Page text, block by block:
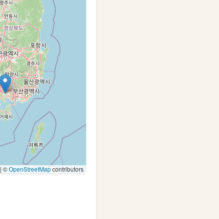
| ©OpenStreetMapcontributors